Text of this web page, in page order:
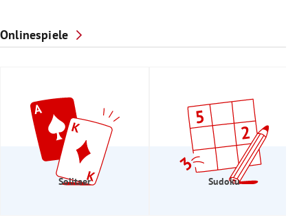
Onlinespiele
Solitaer Sudoku